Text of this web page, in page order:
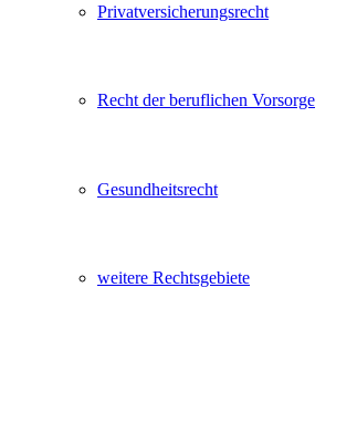
Privatversicherungsrecht
Recht der beruflichen Vorsorge
Gesundheitsrecht
weitere Rechtsgebiete